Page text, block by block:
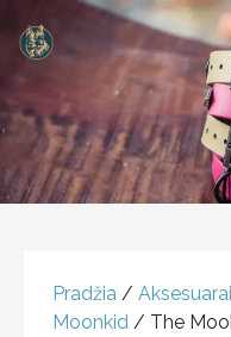
Dogs of
reikmenų
parduotuvė
Pradžia / Aksesuarai
Moonkid / The